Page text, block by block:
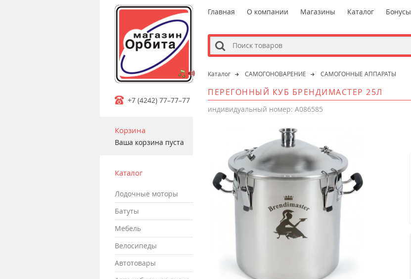
m
+7 (4242) 77–77–77
Корзина
Ваша корзина пуста
Каталог
лодочные моторы
батуты
мебель
велосипеды
автотовары
Главная О компании Магазины Каталог Бонусы
s
Каталог САМОГОНОВАРЕНИЕ САМОГОННЫЕ АППАРАТЫ
ПЕРЕГОННЫЙ КУБ БРЕНДИМАСТЕР 25Л
индивидуальный номер: A086585